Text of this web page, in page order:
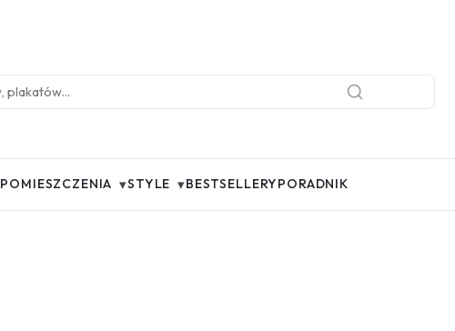
POMIESZCZENIA ▾STYLE ▾BESTSELLERYPORADNIK